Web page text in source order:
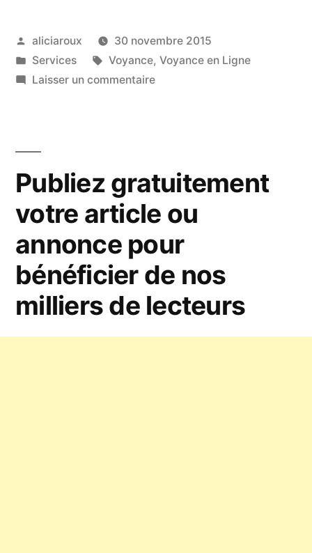
radieuse
grâce
en
ligne »
Publié
par
aliciaroux
30 novembre 2015
Publié
dans
Services Étiquettes :
Voyance, Voyance en Ligne
Laisser un commentairesur
grâce
à
la
en
ligne
Publiez gratuitement
votre article ou
annonce pour
bénéficier de nos
milliers de lecteurs